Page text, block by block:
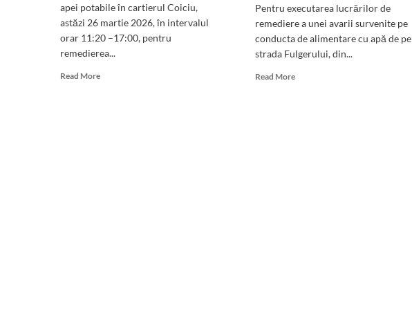
apei potabile în cartierul Coiciu,
astăzi 26 martie 2026, în intervalul
orar 11:20 –17:00, pentru
remedierea...
Read MoreRead
Pentru executarea lucrărilor de
remediere a unei avarii survenite pe
conducta de alimentare cu apă de pe
strada Fulgerului, din...
Read MoreRead